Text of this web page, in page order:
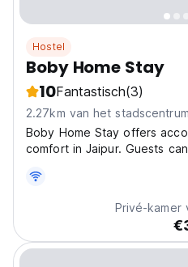
Hostel
Boby Home Stay
10Fantastisch(3)
2.27km van het stadscentrum
Boby Home Stay offers
comfort in Jaipur. Guests
equipped with best in class
catering all your needs with
Privé-kamer